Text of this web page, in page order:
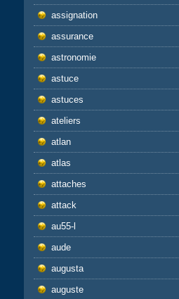
assignation
assurance
astronomie
astuce
astuces
ateliers
atlan
atlas
attaches
attack
au55-l
aude
augusta
auguste